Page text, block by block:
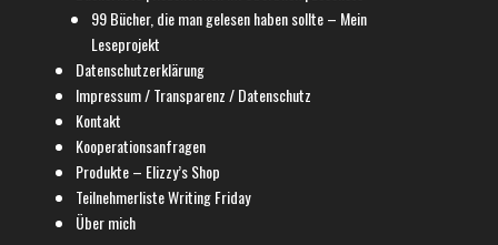
99 Bücher, die man gelesen haben sollte – Mein
Leseprojekt
Datenschutzerklärung
Impressum / Transparenz / Datenschutz
Kontakt
Kooperationsanfragen
Produkte – Elizzy’s Shop
Teilnehmerliste Writing Friday
Über mich